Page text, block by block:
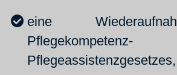
eine
Pflegeassistenzgesetzes,